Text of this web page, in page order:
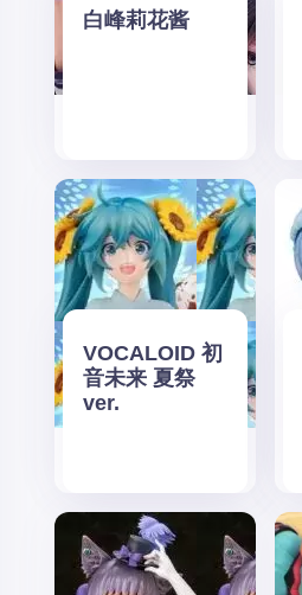
白峰莉花酱
VOCALOID 初
音未来 夏祭
ver.